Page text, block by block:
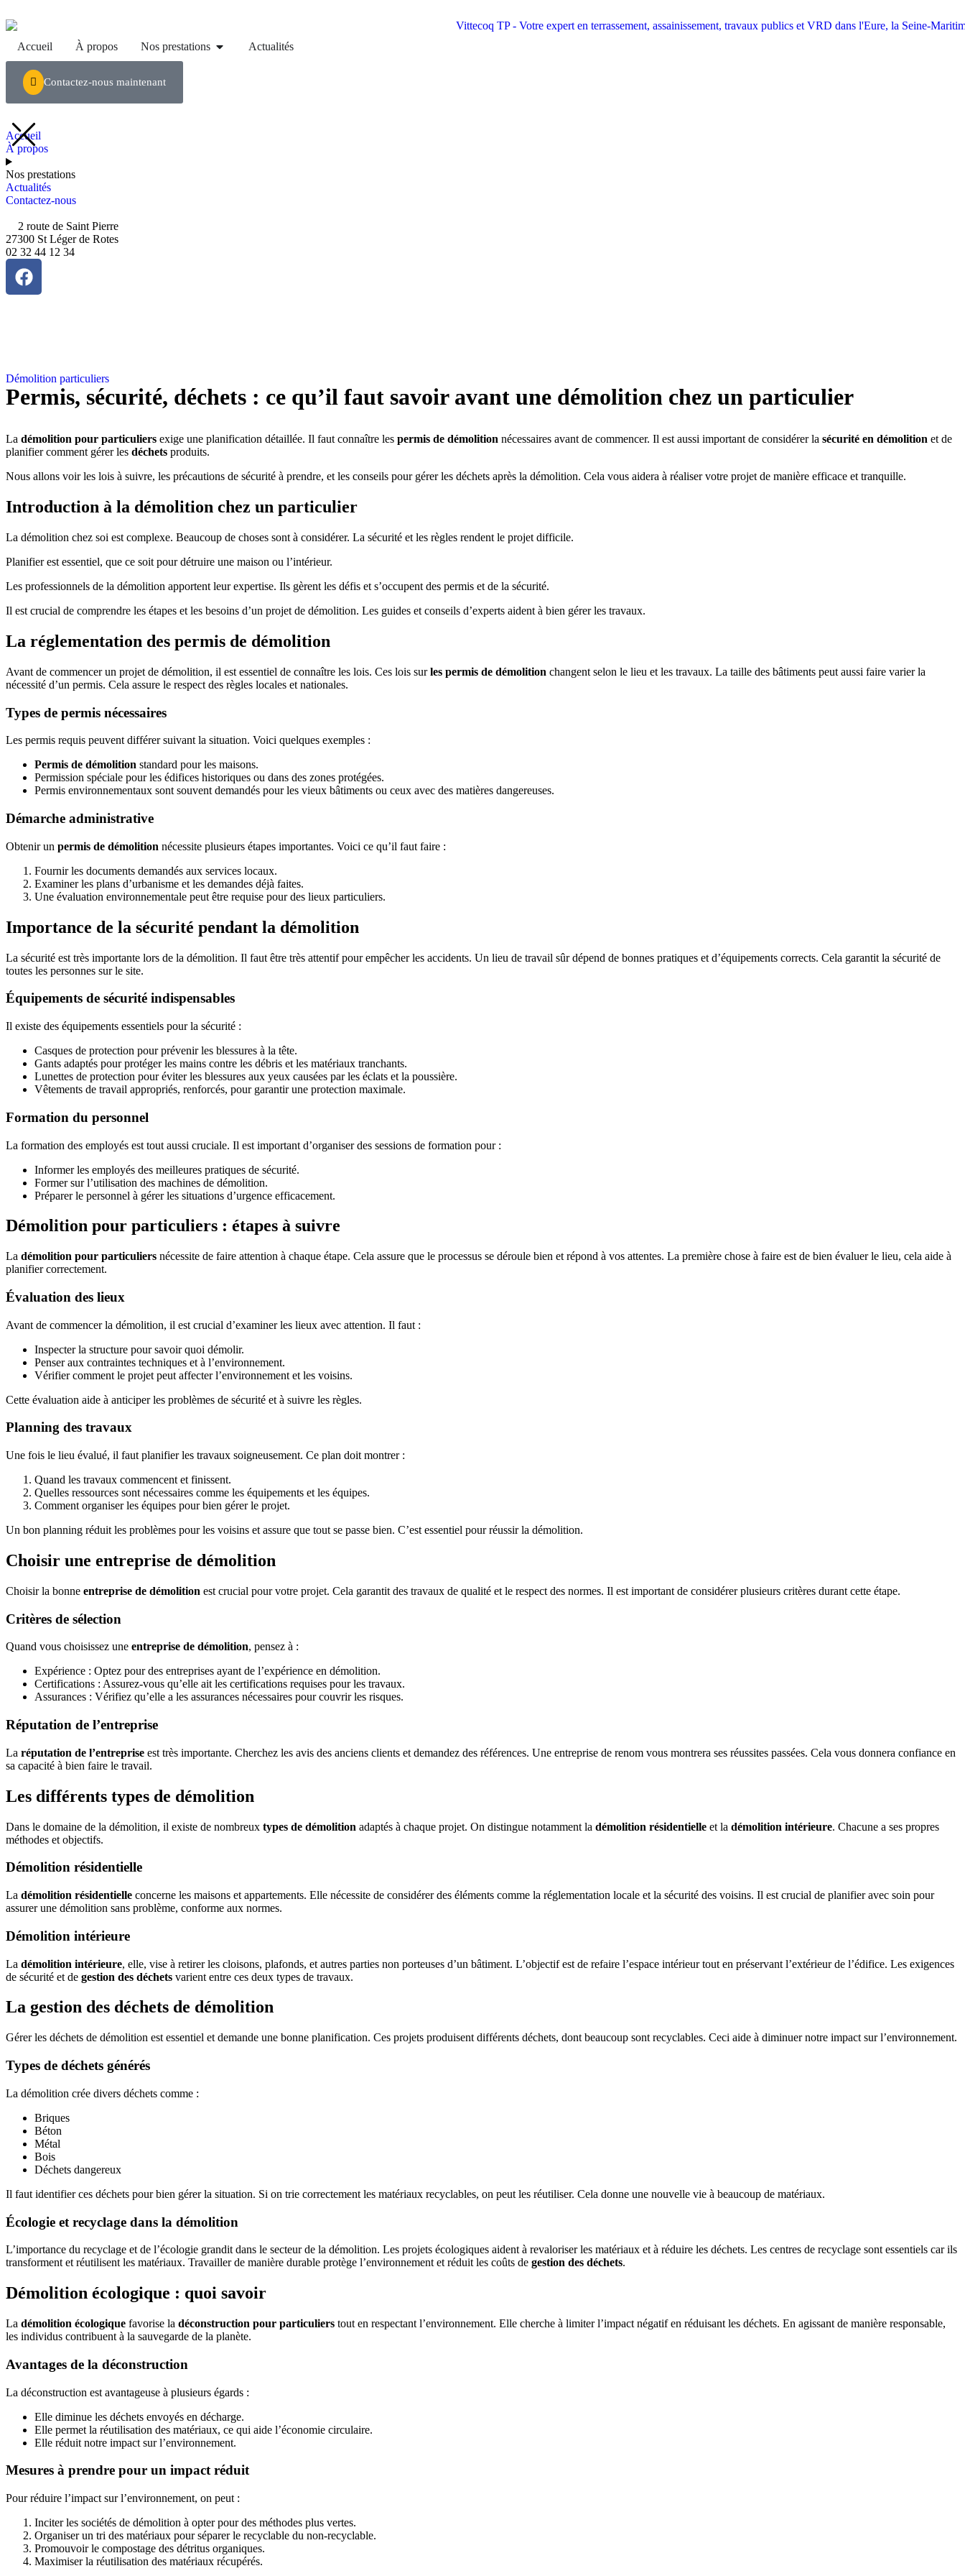
Accueil À propos Nos prestations Actualités
Contactez-nous maintenant
Accueil
À propos
Nos prestations
Actualités
Contactez-nous
2 route de Saint Pierre
27300 St Léger de Rotes
02 32 44 12 34
Démolition particuliers
Permis, sécurité, déchets : ce qu’il faut savoir avant une démolition chez un particulier
La démolition pour particuliers exige une planification détaillée. Il faut connaître les permis de démolition nécessaires avant de commencer. Il est aussi important de considérer la sécurité en démolition et de
planifier comment gérer les déchets produits.
Nous allons voir les lois à suivre, les précautions de sécurité à prendre, et les conseils pour gérer les déchets après la démolition. Cela vous aidera à réaliser votre projet de manière efficace et tranquille.
Introduction à la démolition chez un particulier
La démolition chez soi est complexe. Beaucoup de choses sont à considérer. La sécurité et les règles rendent le projet difficile.
Planifier est essentiel, que ce soit pour détruire une maison ou l’intérieur.
Les professionnels de la démolition apportent leur expertise. Ils gèrent les défis et s’occupent des permis et de la sécurité.
Il est crucial de comprendre les étapes et les besoins d’un projet de démolition. Les guides et conseils d’experts aident à bien gérer les travaux.
La réglementation des permis de démolition
Avant de commencer un projet de démolition, il est essentiel de connaître les lois. Ces lois surles permis de démolition changent selon le lieu et les travaux. La taille des bâtiments peut aussi faire varier la
nécessité d’un permis. Cela assure le respect des règles locales et nationales.
Types de permis nécessaires
Les permis requis peuvent différer suivant la situation. Voici quelques exemples :
Permis de démolition standard pour les maisons.
Permission spéciale pour les édifices historiques ou dans des zones protégées.
Permis environnementaux sont souvent demandés pour les vieux bâtiments ou ceux avec des matières dangereuses.
Démarche administrative
Obtenir un permis de démolition nécessite plusieurs étapes importantes. Voici ce qu’il faut faire :
Fournir les documents demandés aux services locaux.
Examiner les plans d’urbanisme et les demandes déjà faites.
Une évaluation environnementale peut être requise pour des lieux particuliers.
Importance de la sécurité pendant la démolition
La sécurité est très importante lors de la démolition. Il faut être très attentif pour empêcher les accidents. Un lieu de travail sûr dépend de bonnes pratiques et d’équipements corrects. Cela garantit la sécurité de
toutes les personnes sur le site.
Équipements de sécurité indispensables
Il existe des équipements essentiels pour la sécurité :
Casques de protection pour prévenir les blessures à la tête.
Gants adaptés pour protéger les mains contre les débris et les matériaux tranchants.
Lunettes de protection pour éviter les blessures aux yeux causées par les éclats et la poussière.
Vêtements de travail appropriés, renforcés, pour garantir une protection maximale.
Formation du personnel
La formation des employés est tout aussi cruciale. Il est important d’organiser des sessions de formation pour :
Informer les employés des meilleures pratiques de sécurité.
Former sur l’utilisation des machines de démolition.
Préparer le personnel à gérer les situations d’urgence efficacement.
Démolition pour particuliers : étapes à suivre
La démolition pour particuliers nécessite de faire attention à chaque étape. Cela assure que le processus se déroule bien et répond à vos attentes. La première chose à faire est de bien évaluer le lieu, cela aide à
planifier correctement.
Évaluation des lieux
Avant de commencer la démolition, il est crucial d’examiner les lieux avec attention. Il faut :
Inspecter la structure pour savoir quoi démolir.
Penser aux contraintes techniques et à l’environnement.
Vérifier comment le projet peut affecter l’environnement et les voisins.
Cette évaluation aide à anticiper les problèmes de sécurité et à suivre les règles.
Planning des travaux
Une fois le lieu évalué, il faut planifier les travaux soigneusement. Ce plan doit montrer :
Quand les travaux commencent et finissent.
Quelles ressources sont nécessaires comme les équipements et les équipes.
Comment organiser les équipes pour bien gérer le projet.
Un bon planning réduit les problèmes pour les voisins et assure que tout se passe bien. C’est essentiel pour réussir la démolition.
Choisir une entreprise de démolition
Choisir la bonne entreprise de démolition est crucial pour votre projet. Cela garantit des travaux de qualité et le respect des normes. Il est important de considérer plusieurs critères durant cette étape.
Critères de sélection
Quand vous choisissez une entreprise de démolition, pensez à :
Expérience : Optez pour des entreprises ayant de l’expérience en démolition.
Certifications : Assurez-vous qu’elle ait les certifications requises pour les travaux.
Assurances : Vérifiez qu’elle a les assurances nécessaires pour couvrir les risques.
Réputation de l’entreprise
La réputation de l’entreprise est très importante. Cherchez les avis des anciens clients et demandez des références. Une entreprise de renom vous montrera ses réussites passées. Cela vous donnera confiance en
sa capacité à bien faire le travail.
Les différents types de démolition
Dans le domaine de la démolition, il existe de nombreux types de démolition adaptés à chaque projet. On distingue notamment la démolition résidentielle et la démolition intérieure. Chacune a ses propres
méthodes et objectifs.
Démolition résidentielle
La démolition résidentielle concerne les maisons et appartements. Elle nécessite de considérer des éléments comme la réglementation locale et la sécurité des voisins. Il est crucial de planifier avec soin pour
assurer une démolition sans problème, conforme aux normes.
Démolition intérieure
La démolition intérieure, elle, vise à retirer les cloisons, plafonds, et autres parties non porteuses d’un bâtiment. L’objectif est de refaire l’espace intérieur tout en préservant l’extérieur de l’édifice. Les exigences
de sécurité et de gestion des déchets varient entre ces deux types de travaux.
La gestion des déchets de démolition
Gérer les déchets de démolition est essentiel et demande une bonne planification. Ces projets produisent différents déchets, dont beaucoup sont recyclables. Ceci aide à diminuer notre impact sur l’environnement.
Types de déchets générés
La démolition crée divers déchets comme :
Briques
Béton
Métal
Bois
Déchets dangereux
Il faut identifier ces déchets pour bien gérer la situation. Si on trie correctement les matériaux recyclables, on peut les réutiliser. Cela donne une nouvelle vie à beaucoup de matériaux.
Écologie et recyclage dans la démolition
L’importance du recyclage et de l’écologie grandit dans le secteur de la démolition. Les projets écologiques aident à revaloriser les matériaux et à réduire les déchets. Les centres de recyclage sont essentiels car ils
transforment et réutilisent les matériaux. Travailler de manière durable protège l’environnement et réduit les coûts de gestion des déchets.
Démolition écologique : quoi savoir
La démolition écologique favorise la déconstruction pour particuliers tout en respectant l’environnement. Elle cherche à limiter l’impact négatif en réduisant les déchets. En agissant de manière responsable,
les individus contribuent à la sauvegarde de la planète.
Avantages de la déconstruction
La déconstruction est avantageuse à plusieurs égards :
Elle diminue les déchets envoyés en décharge.
Elle permet la réutilisation des matériaux, ce qui aide l’économie circulaire.
Elle réduit notre impact sur l’environnement.
Mesures à prendre pour un impact réduit
Pour réduire l’impact sur l’environnement, on peut :
Inciter les sociétés de démolition à opter pour des méthodes plus vertes.
Organiser un tri des matériaux pour séparer le recyclable du non-recyclable.
Promouvoir le compostage des détritus organiques.
Maximiser la réutilisation des matériaux récupérés.